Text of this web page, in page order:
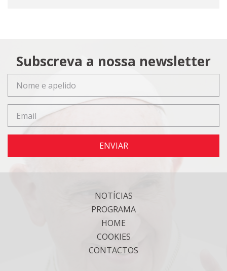
Subscreva a nossa newsletter
ENVIAR
NOTÍCIAS
PROGRAMA
HOME
COOKIES
CONTACTOS